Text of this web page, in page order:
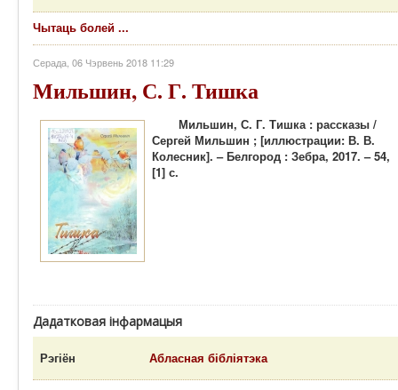
Чытаць болей ...
Серада, 06 Чэрвень 2018 11:29
Мильшин, С. Г. Тишка
Мильшин, С. Г. Тишка : рассказы /
Сергей Мильшин ; [иллюстрации: В. В.
Колесник]. – Белгород : Зебра, 2017. – 54,
[1] с.
Дадатковая інфармацыя
Рэгіён Абласная бібліятэка